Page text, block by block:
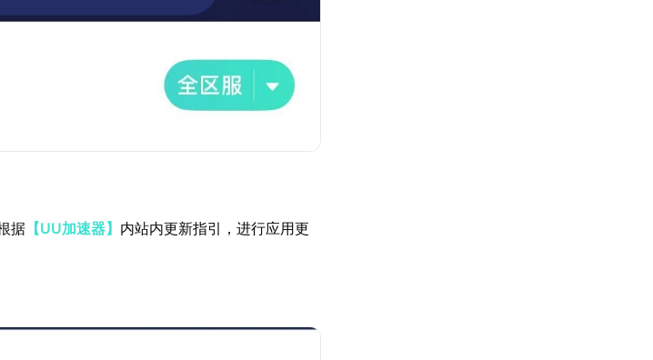
据 【UU加速器】 内站内更新指引，进行应用更